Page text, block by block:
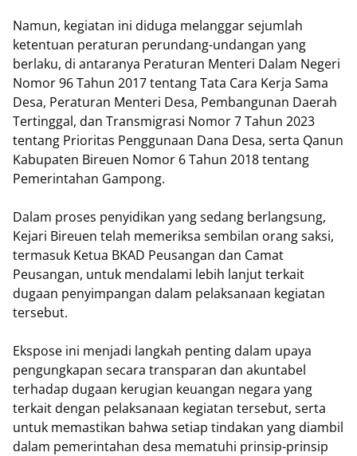
Namun, kegiatan ini diduga melanggar sejumlah
ketentuan peraturan perundang-undangan yang
berlaku, di antaranya Peraturan Menteri Dalam Negeri
Nomor 96 Tahun 2017 tentang Tata Cara Kerja Sama
Desa, Peraturan Menteri Desa, Pembangunan Daerah
Tertinggal, dan Transmigrasi Nomor 7 Tahun 2023
tentang Prioritas Penggunaan Dana Desa, serta Qanun
Kabupaten Bireuen Nomor 6 Tahun 2018 tentang
Pemerintahan Gampong.
Dalam proses penyidikan yang sedang berlangsung,
Kejari Bireuen telah memeriksa sembilan orang saksi,
termasuk Ketua BKAD Peusangan dan Camat
Peusangan, untuk mendalami lebih lanjut terkait
dugaan penyimpangan dalam pelaksanaan kegiatan
tersebut.
Ekspose ini menjadi langkah penting dalam upaya
pengungkapan secara transparan dan akuntabel
terhadap dugaan kerugian keuangan negara yang
terkait dengan pelaksanaan kegiatan tersebut, serta
untuk memastikan bahwa setiap tindakan yang diambil
dalam pemerintahan desa mematuhi prinsip-prinsip